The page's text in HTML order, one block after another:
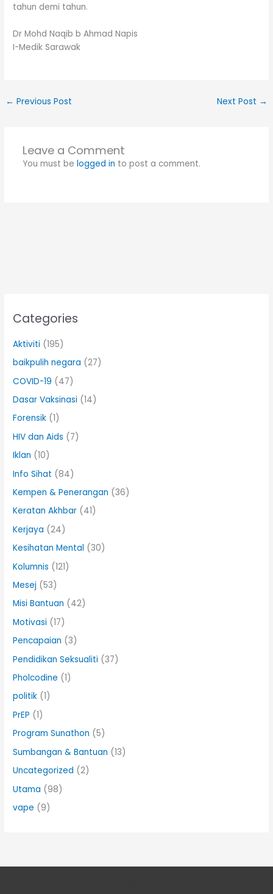
tahun demi tahun.
Dr Mohd Naqib b Ahmad Napis
I-Medik Sarawak
← Previous Post Next Post →
Leave a Comment
You must be logged in to post a comment.
Categories
Aktiviti (195)
baikpulih negara (27)
COVID-19 (47)
Dasar Vaksinasi (14)
Forensik (1)
HIV dan Aids (7)
Iklan (10)
Info Sihat (84)
Kempen & Penerangan (36)
Keratan Akhbar (41)
Kerjaya (24)
Kesihatan Mental (30)
Kolumnis (121)
Mesej (53)
Misi Bantuan (42)
Motivasi (17)
Pencapaian (3)
Pendidikan Seksualiti (37)
Pholcodine (1)
politik (1)
PrEP (1)
Program Sunathon (5)
Sumbangan & Bantuan (13)
Uncategorized (2)
Utama (98)
vape (9)